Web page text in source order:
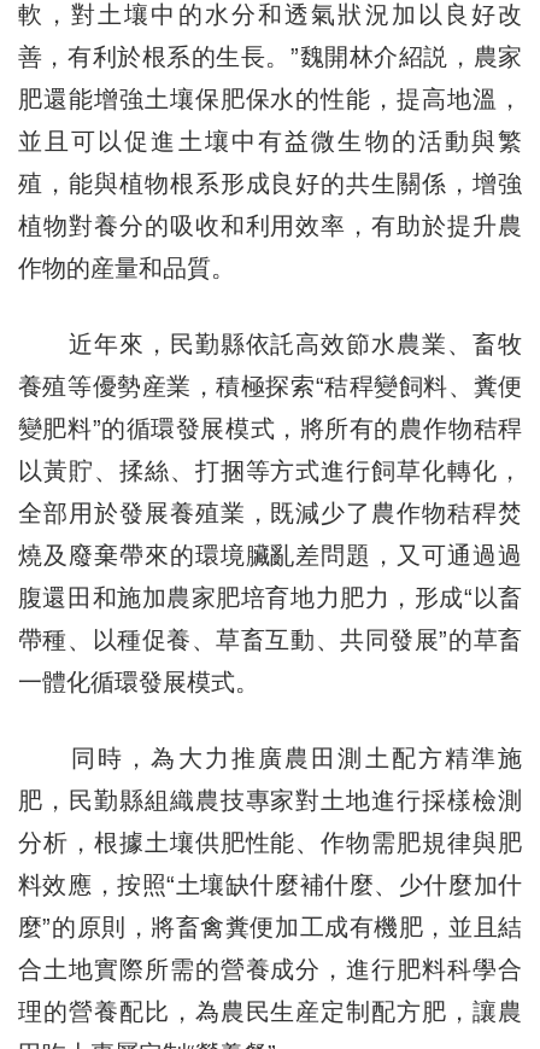
軟，對土壤中的水分和透氣狀況加以良好改
善，有利於根系的生長。”魏開林介紹説，農家
肥還能增強土壤保肥保水的性能，提高地溫，
並且可以促進土壤中有益微生物的活動與繁
殖，能與植物根系形成良好的共生關係，增強
植物對養分的吸收和利用效率，有助於提升農
作物的産量和品質。
近年來，民勤縣依託高效節水農業、畜牧
養殖等優勢産業，積極探索“秸稈變飼料、糞便
變肥料”的循環發展模式，將所有的農作物秸稈
以黃貯、揉絲、打捆等方式進行飼草化轉化，
全部用於發展養殖業，既減少了農作物秸稈焚
燒及廢棄帶來的環境臟亂差問題，又可通過過
腹還田和施加農家肥培育地力肥力，形成“以畜
帶種、以種促養、草畜互動、共同發展”的草畜
一體化循環發展模式。
同時，為大力推廣農田測土配方精準施
肥，民勤縣組織農技專家對土地進行採樣檢測
分析，根據土壤供肥性能、作物需肥規律與肥
料效應，按照“土壤缺什麼補什麼、少什麼加什
麼”的原則，將畜禽糞便加工成有機肥，並且結
合土地實際所需的營養成分，進行肥料科學合
理的營養配比，為農民生産定制配方肥，讓農